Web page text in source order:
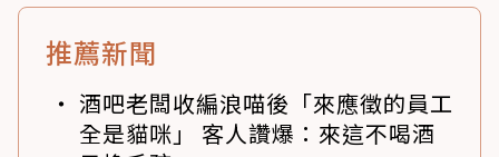
推薦新聞
酒吧老闆收編浪喵後「來應徵的員工
全是貓咪」 客人讚爆：來這不喝酒